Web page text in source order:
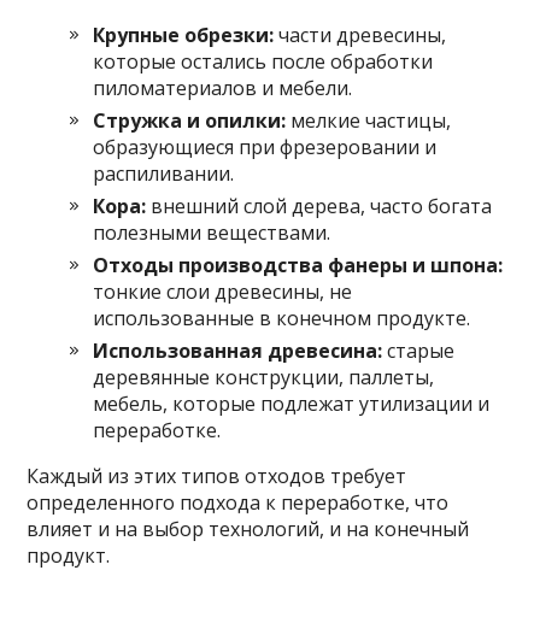
Крупные обрезки:части древесины,
которые остались после обработки
пиломатериалов и мебели.
Стружка и опилки: мелкие частицы,
образующиеся при фрезеровании и
распиливании.
Кора: внешний слой дерева, часто богата
полезными веществами.
Отходы производства фанеры и шпона:
тонкие слои древесины, не
использованные в конечном продукте.
Использованная древесина:старые
деревянные конструкции, паллеты,
мебель, которые подлежат утилизации и
переработке.
Каждый из этих типов отходов требует
определенного подхода к переработке, что
влияет и на выбор технологий, и на конечный
продукт.